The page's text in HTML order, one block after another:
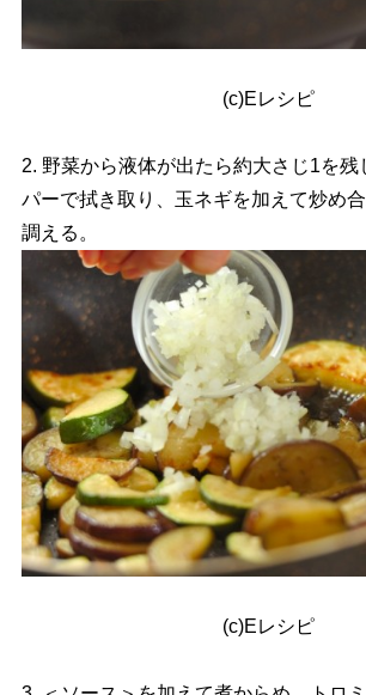
(c)Eレシピ
2. 野菜から液体が出たら約大さじ1を残
パーで拭き取り、玉ネギを加えて炒め
調える。
(c)Eレシピ